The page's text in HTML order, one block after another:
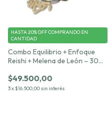
Combo Equilibrio + Enfoque
Reishi + Melena de León – 30
$49.500,00
3x $16.500,00 sin interés
HASTA 20% OFFCOMPRANDO EN
CANTIDAD